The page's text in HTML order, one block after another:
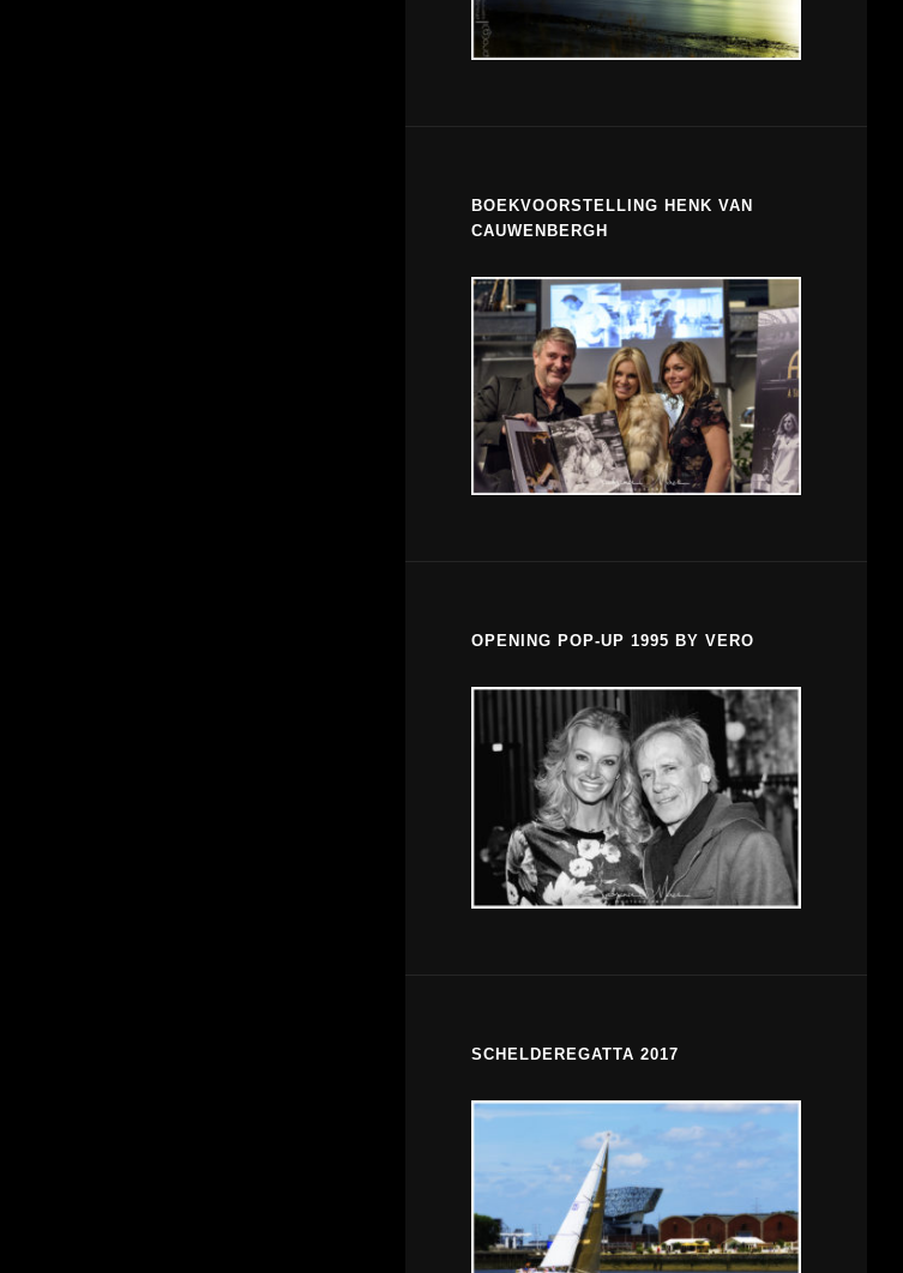
BOEKVOORSTELLING HENK VAN
CAUWENBERGH
OPENING POP-UP 1995 BY VERO
SCHELDEREGATTA 2017